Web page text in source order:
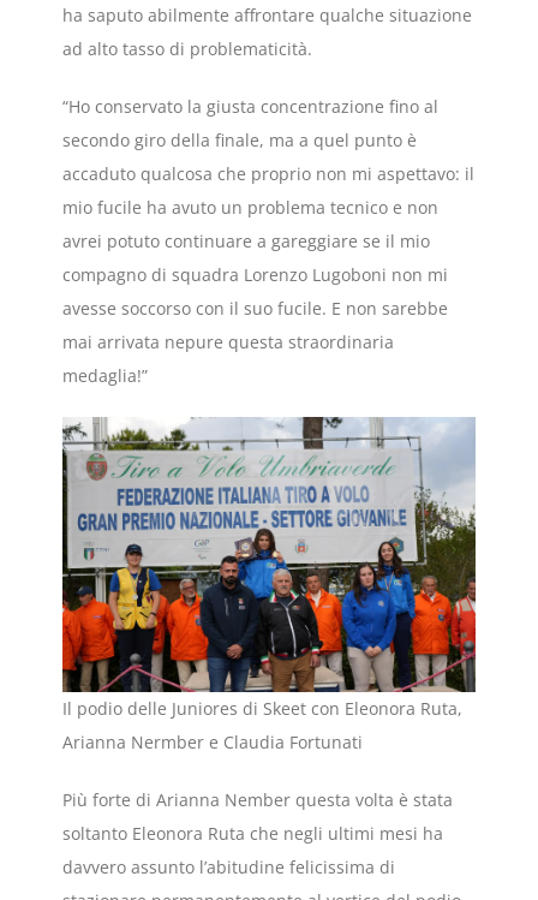
ha saputo abilmente affrontare qualche situazione
ad alto tasso di problematicità.
“Ho conservato la giusta concentrazione fino al
secondo giro della finale, ma a quel punto è
accaduto qualcosa che proprio non mi aspettavo: il
mio fucile ha avuto un problema tecnico e non
avrei potuto continuare a gareggiare se il mio
compagno di squadra Lorenzo Lugoboni non mi
avesse soccorso con il suo fucile. E non sarebbe
mai arrivata nepure questa straordinaria
medaglia!”
Il podio delle Juniores di Skeet con Eleonora Ruta,
Arianna Nermber e Claudia Fortunati
Più forte di Arianna Nember questa volta è stata
soltanto Eleonora Ruta che negli ultimi mesi ha
davvero assunto l’abitudine felicissima di